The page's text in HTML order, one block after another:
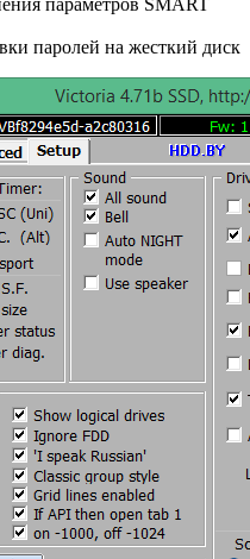
параметров SMART
паролей на жесткий диск